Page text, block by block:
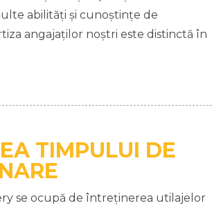
abilități și cunoștințe de
angajaților noștri este distinctă în
TIMPULUI DE
se ocupă de întreținerea utilajelor